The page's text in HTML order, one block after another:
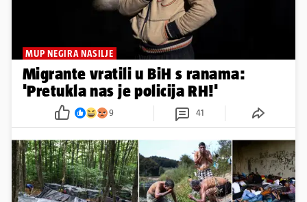
MUP NEGIRA NASILJE
Migrante vratili u BiH s ranama:
'Pretukla nas je policija RH!'
9 41